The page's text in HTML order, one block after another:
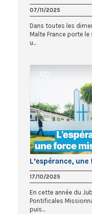
07/11/2025
Dans toutes les
Malte France porte
u...
L’espérance,
17/10/2025
En cette année du
Pontificales
puis...